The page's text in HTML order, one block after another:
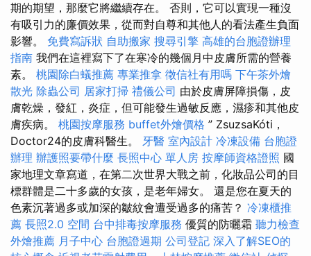
期的期望，那麼它將繼續存在。 否則，它可以實現一種沒
有吸引力的廉價效果，從而對自尊和其他人的看法產生負面
影響。 免費寫訴狀 自助搬家 搜尋引擎 高雄的台胞證辦理
指南 我們在這裡寫下了在寒冷的幾個月中皮膚所需的營養
素。 桃園除白蟻推薦 專業推拿 徵信社有用嗎 下午茶外燴
散光 除蟲公司 居家打掃 禮儀公司 由於皮膚屏障損傷，皮
膚乾燥，發紅，炎症，但可能發生過敏反應，濕疹和其他皮
膚疾病。 桃園按摩服務 buffet外燴價格 ” ZsuzsaKóti，
Doctor24的皮膚科醫生。 牙醫 室內設計 冷凍設備 台胞證
辦理 辦護照要帶什麼 長照中心 單人房 按摩師資格證照 國
家地理文章寫道，在第二次世界大戰之前，化妝品公司的目
標群體是二十多歲的女孩，是老年婦女。 還是您在夏天的
色素沉著過多或加深的皺紋會遭受過多的痛苦？ 冷凍櫃推
薦 長照2.0 空間 台中排毒按摩服務 優質的防曬霜 聽力檢查
外燴推薦 月子中心 台胞證過期 公司登記 深入了解SEO的